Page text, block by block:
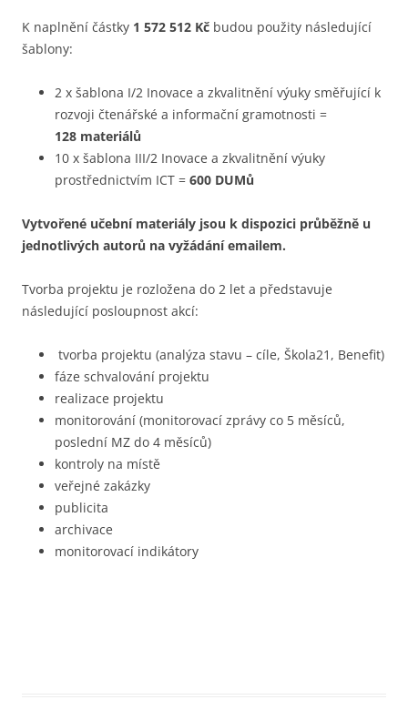
K naplnění částky 1 572 512 Kč budou použity následující
šablony:
2 x šablona I/2 Inovace a zkvalitnění výuky směřující k
rozvoji čtenářské a informační gramotnosti =
128 materiálů
10 x šablona III/2 Inovace a zkvalitnění výuky
prostřednictvím ICT = 600 DUMů
Vytvořené učební materiály jsou k dispozici průběžně u
jednotlivých autorů na vyžádání emailem.
Tvorba projektu je rozložena do 2 let a představuje
následující posloupnost akcí:
tvorba projektu (analýza stavu – cíle, Škola21, Benefit)
fáze schvalování projektu
realizace projektu
monitorování (monitorovací zprávy co 5 měsíců,
poslední MZ do 4 měsíců)
kontroly na místě
veřejné zakázky
publicita
archivace
monitorovací indikátory